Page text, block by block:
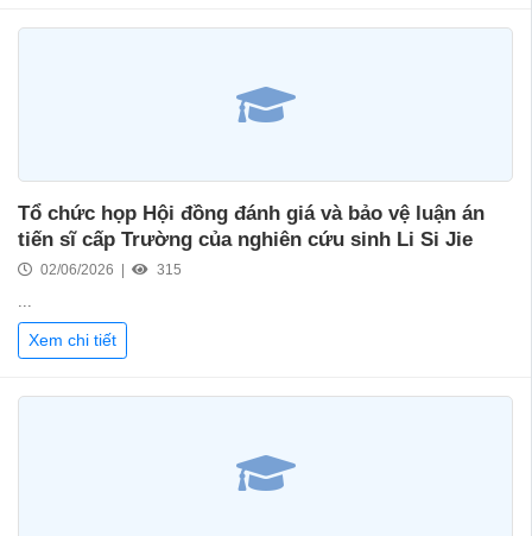
Tổ chức họp Hội đồng đánh giá và bảo vệ luận án
tiến sĩ cấp Trường của nghiên cứu sinh Li Si Jie
02/06/2026 | 315
...
Xem chi tiết